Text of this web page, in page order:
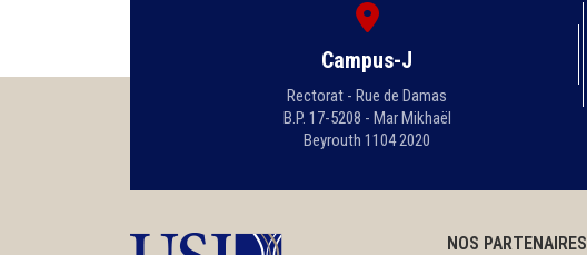
Campus-J
Rectorat - Rue de Damas
B.P. 17-5208 - Mar Mikhaël
Beyrouth 1104 2020
NOS PARTENAIRES